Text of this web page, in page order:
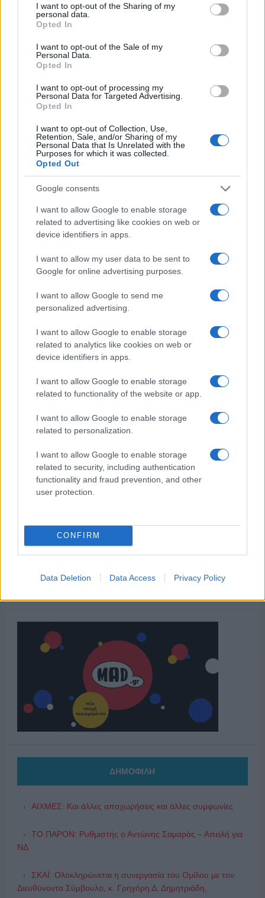
not limited to your visit or usage behaviour. You may click to
grant or deny consent to Google and its third-party tags to
use your data for below specified purposes in below Google
consent section.
I want to opt-out of the Sharing of my
personal data.
Opted In
I want to opt-out of the Sale of my
Personal Data.
Opted In
I want to opt-out of processing my
Personal Data for Targeted Advertising.
Opted In
I want to opt-out of Collection, Use,
Retention, Sale, and/or Sharing of my
Personal Data that Is Unrelated with the
Purposes for which it was collected.
Opted Out
Google consents
I want to allow Google to enable storage
related to advertising like cookies on web or
device identifiers in apps.
I want to allow my user data to be sent to
Google for online advertising purposes.
I want to allow Google to send me
personalized advertising.
I want to allow Google to enable storage
related to analytics like cookies on web or
device identifiers in apps.
I want to allow Google to enable storage
related to functionality of the website or app.
I want to allow Google to enable storage
related to personalization.
I want to allow Google to enable storage
related to security, including authentication
functionality and fraud prevention, and other
user protection.
CONFIRM
Data Deletion Data Access Privacy Policy
Οι άνθρωποι, οι αυθεντικές ιστορίες,
το ελληνικό καλοκαίρι και ένας
πολιτισμός που μας ενώνει κάθε μέρα.
ΟΣΑ ΧΡΕΙΑΖΕΣΑΙ
ΓΙΑ ΤΟ ΚΑΛΟΚΑΙΡΙ ΣΟΥ →
ΤΟ ΠΑΡΟΝ ΤΗΣ ΚΥΡΙΑΚΗΣ
ΔΗΜΟΦΙΛΗ
ΑΙΧΜΕΣ: Και άλλες αποχωρήσεις και άλλες συμφωνίες
ΤΟ ΠΑΡΟΝ: Ρυθμιστής ο Αντώνης Σαμαράς – Απειλή για
ΝΔ
ΣΚΑΪ: Ολοκληρώνεται η συνεργασία του Ομίλου με τον
Διευθύνοντα Σύμβουλο, κ. Γρηγόρη Δ. Δημητριάδη,